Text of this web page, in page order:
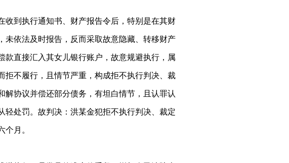
收到执行通知书、财产报告令后，特别是在其财
未依法及时报告，反而采取故意隐藏、转移财产
款直接汇入其女儿银行账户，故意规避执行，属
拒不履行，且情节严重，构成拒不执行判决、裁
解协议并偿还部分债务，有坦白情节，且认罪认
轻处罚。故判决：洪某金犯拒不执行判决、裁定
个月。